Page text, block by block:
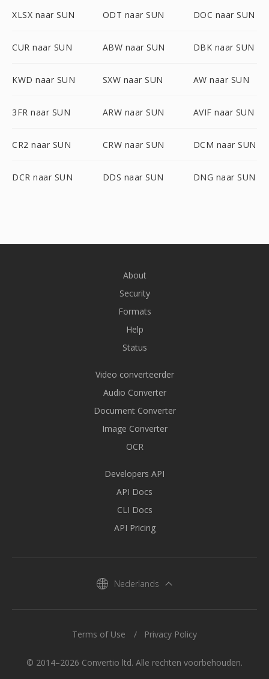
XLSX naar SUN ODT naar SUN DOC naar SUN
CUR naar SUN ABW naar SUN DBK naar SUN
KWD naar SUN SXW naar SUN AW naar SUN
3FR naar SUN ARW naar SUN AVIF naar SUN
CR2 naar SUN CRW naar SUN DCM naar SUN
DCR naar SUN DDS naar SUN DNG naar SUN
About
Security
Formats
Help
Status
Video converteerder
Audio Converter
Document Converter
Image Converter
OCR
Developers API
API Docs
CLI Docs
API Pricing
Nederlands
© 2014–2026 Convertio ltd. Alle rechten voorbehouden.
Terms of Use Privacy Policy